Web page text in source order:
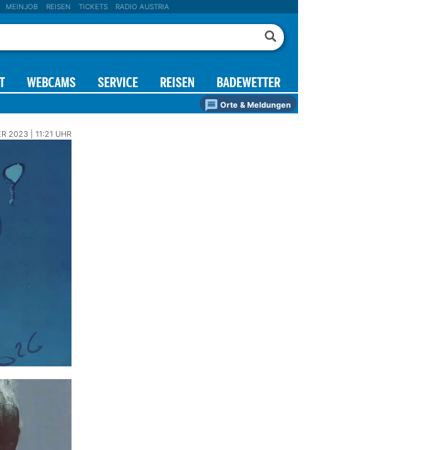
MEINJOB REISEN TICKETS RADIO AUSTRIA
WEBCAMS SERVICE REISEN BADEWETTER
Orte & Meldungen
2023 | 11:21 UHR